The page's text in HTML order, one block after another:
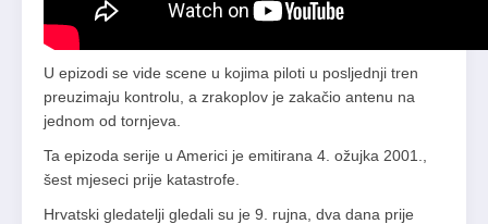
U epizodi se vide scene u kojima piloti u posljednji tren
preuzimaju kontrolu, a zrakoplov je zakačio antenu na
jednom od tornjeva.
Ta epizoda serije u Americi je emitirana 4. ožujka 2001.,
šest mjeseci prije katastrofe.
Hrvatski gledatelji gledali su je 9. rujna, dva dana prije